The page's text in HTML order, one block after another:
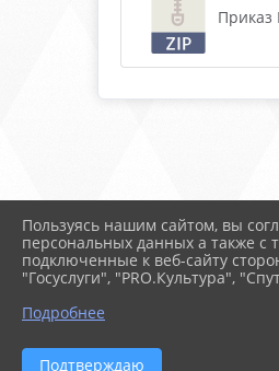
Приказ
Пользуясь нашим сайтом, вы
персональных данных а также с
подключенные к веб-сайту
"Госуслуги", "PRO.Культура",
Подробнее
Подтверждаю